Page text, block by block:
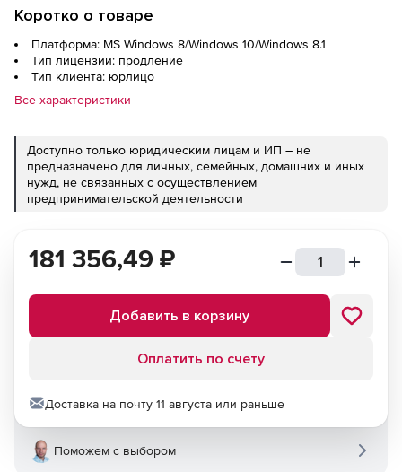
Коротко о товаре
Платформа: MS Windows 8/Windows 10/Windows 8.1
Тип лицензии: продление
Тип клиента: юрлицо
Все характеристики
Доступно только юридическим лицам и ИП – не
предназначено для личных, семейных, домашних и иных
нужд, не связанных с осуществлением
предпринимательской деятельности
181 356,49 ₽
Добавить в корзину
Оплатить по счету
Доставка на почту 11 августа или раньше
Поможем с выбором